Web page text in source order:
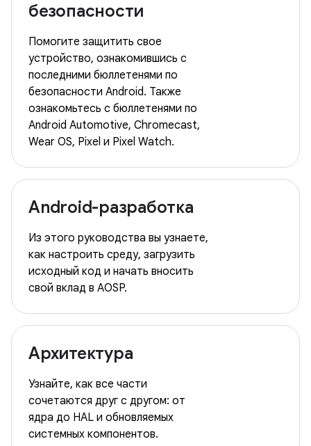
безопасности
Помогите защитить свое
устройство, ознакомившись с
последними бюллетенями по
безопасности Android. Также
ознакомьтесь с бюллетенями по
Android Automotive, Chromecast,
Wear OS, Pixel и Pixel Watch.
Android-разработка
Из этого руководства вы узнаете,
как настроить среду, загрузить
исходный код и начать вносить
свой вклад в AOSP.
Архитектура
Узнайте, как все части
сочетаются друг с другом: от
ядра до HAL и обновляемых
системных компонентов.